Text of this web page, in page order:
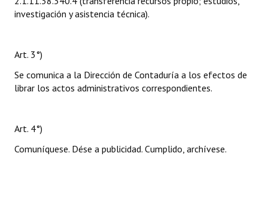
investigación y asistencia técnica).
Art. 3°)
Se comunica a la Dirección de Contaduría a los efectos de
librar los actos administrativos correspondientes.
Art. 4°)
Comuníquese. Dése a publicidad. Cumplido, archívese.